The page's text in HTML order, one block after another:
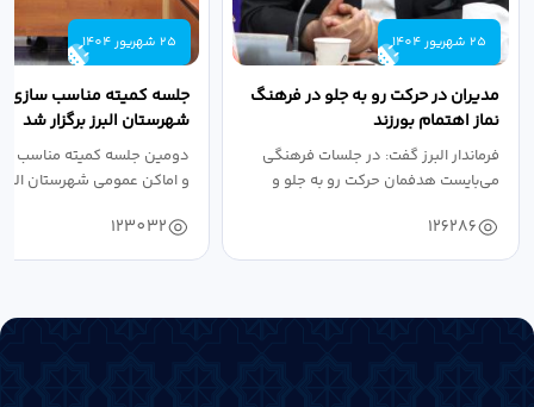
25 شهریور 1404
مدیران در حرکت رو به جلو در فرهنگ
نماز اهتمام بورزند
فرماندار البرز گفت: در جلسات فرهنگی
می‌بایست هدفمان حرکت رو به جلو و
126286
25 شهریور 1404
جلسه کمیته مناسب سازی
شهرستان البرز برگزار شد
دومین جلسه کمیته مناسب
و اماکن عمومی شهرستان
123032